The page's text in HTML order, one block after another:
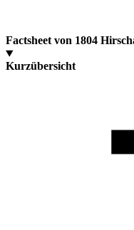
Factsheet von 1804
Kurzübersicht